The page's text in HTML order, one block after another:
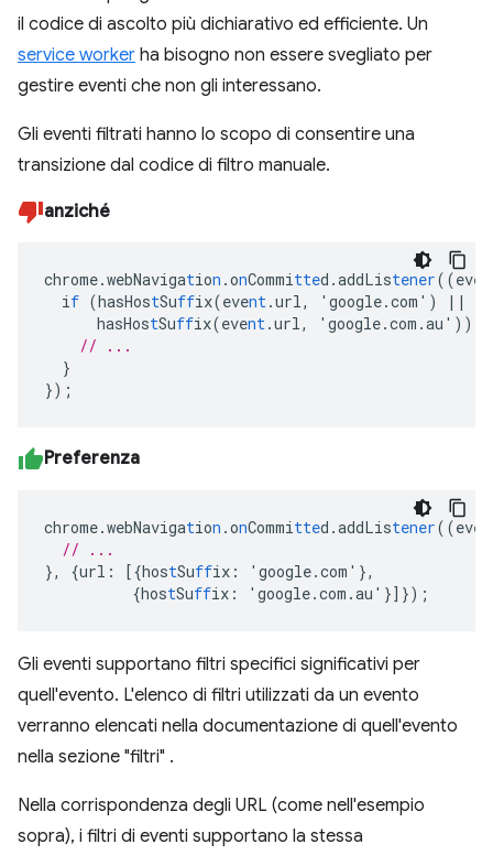
il codice di ascolto più dichiarativo ed efficiente. Un
service worker ha bisogno non essere svegliato per
gestire eventi che non gli interessano.
Gli eventi filtrati hanno lo scopo di consentire una
transizione dal codice di filtro manuale.
anziché
chrome.webNavigation .onCommitted.addListener((eve
if (hasHostSuffix(event.url, 'google.com')
||
hasHostSuffix(event.url, 'google.com.au'))
// ...
}
});
Preferenza
chrome.webNavigation .onCommitted.addListener((eve
// ...
},
{url : [{hostSuffix : 'google.com' },
{hostSuffix : 'google.com.au' }]});
Gli eventi supportano filtri specifici significativi per
quell'evento. L'elenco di filtri utilizzati da un evento
verranno elencati nella documentazione di quell'evento
nella sezione "filtri" .
Nella corrispondenza degli URL (come nell'esempio
sopra), i filtri di eventi supportano la stessa